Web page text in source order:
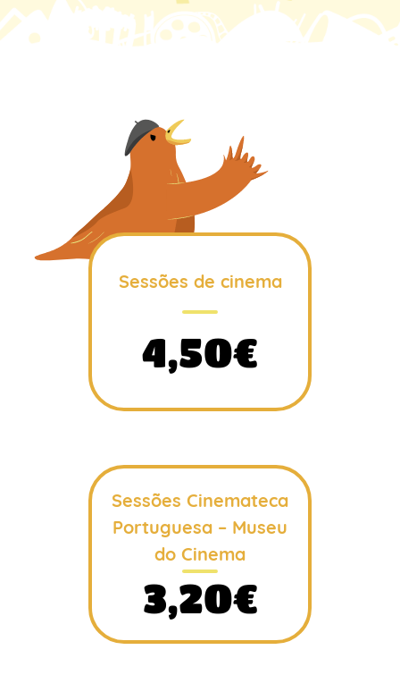
Sessões de cinema
4,50€
Sessões Cinemateca
Portuguesa – Museu
do Cinema
3,20€